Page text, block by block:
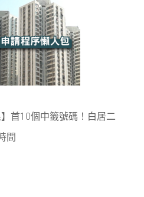
】首10個中籤號碼！白居二
間